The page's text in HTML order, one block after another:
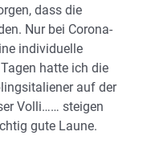
dass die
Nur bei Corona-
individuelle
hatte ich die
auf der
Volli…… steigen
gute Laune.